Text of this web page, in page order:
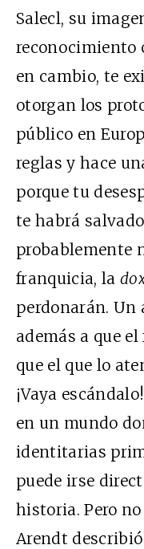
Salecl, su
reconocimiento
en cambio, te
otorgan los
público en
reglas y hace
porque tu
te habrá
probablemente
franquicia, la
perdonarán. Un
además a que
que el que lo
¡Vaya
en un mundo
identitarias
puede irse
historia. Pero
Arendt